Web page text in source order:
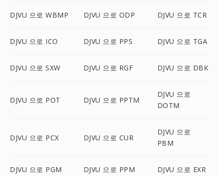
DJVU 으로 WBMP DJVU 으로 ODP DJVU 으로 TCR
DJVU 으로 ICO DJVU 으로 PPS DJVU 으로 TGA
DJVU 으로 SXW DJVU 으로 RGF DJVU 으로 DBK
DJVU 으로 POT DJVU 으로 PPTM
DJVU 으로
DOTM
DJVU 으로 PCX DJVU 으로 CUR
DJVU 으로
PBM
DJVU 으로 PGM DJVU 으로 PPM DJVU 으로 EXR